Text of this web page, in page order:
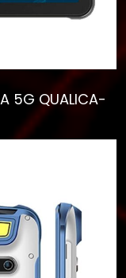
escribir para
5G QUALICA-